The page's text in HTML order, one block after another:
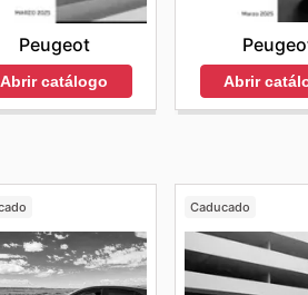
Peugeot
Abrir catálogo Abrir
Caducado